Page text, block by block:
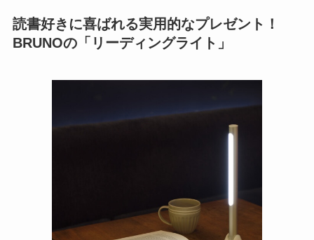
読書好きに喜ばれる実用的なプレゼント！
BRUNOの「リーディングライト」